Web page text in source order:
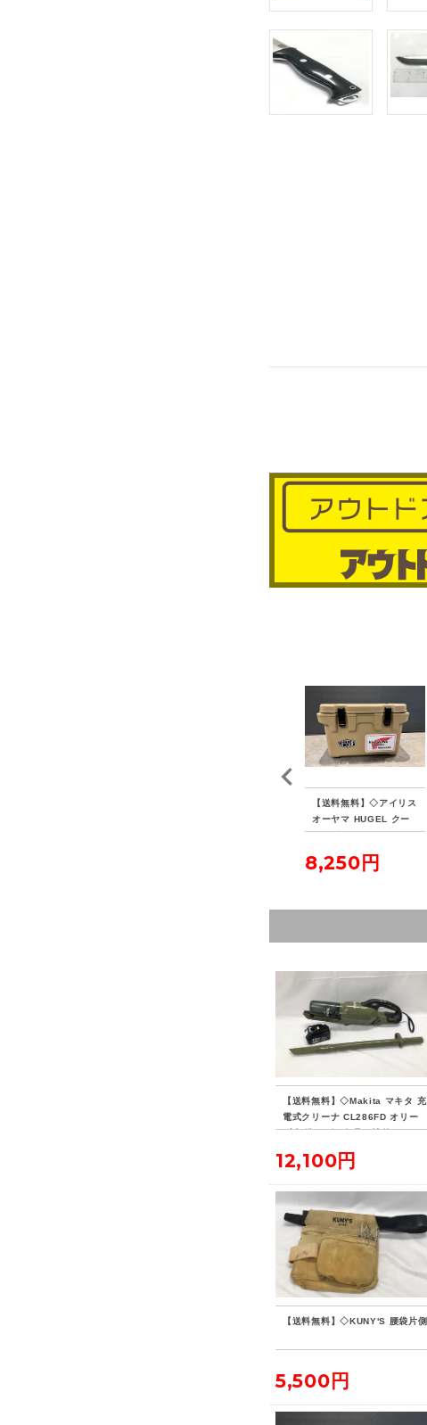
【送料無料】◇アイリス
オーヤマ HUGEL クー
ラーボックス 20L
8,250円
【送料無料】◇Makita マキタ 充
電式クリーナ CL286FD オリー
ブ 標準ノズル欠品・社外バッテ
12,100円
【送料無料】◇KUNY'S 腰袋片側
5,500円